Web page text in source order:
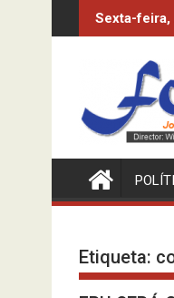
to
Sexta-feira,
O INE-MPLA DIZ QUE
Etiqueta: